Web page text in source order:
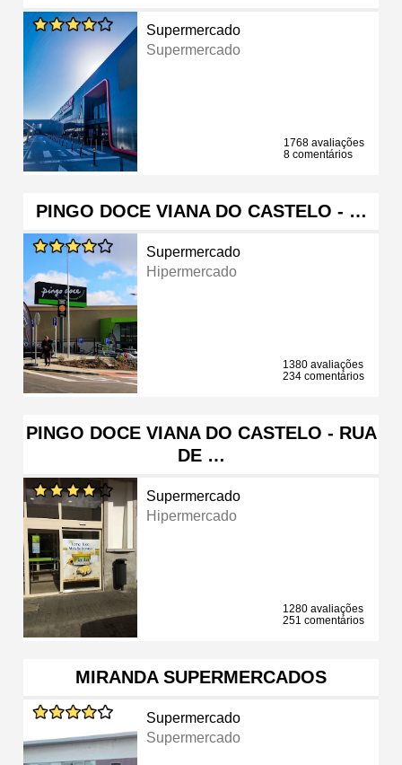
Supermercado
Supermercado
1768 avaliações
8 comentários
PINGO DOCE VIANA DO CASTELO - …
Supermercado
Hipermercado
1380 avaliações
234 comentários
PINGO DOCE VIANA DO CASTELO - RUA
DE …
Supermercado
Hipermercado
1280 avaliações
251 comentários
MIRANDA SUPERMERCADOS
Supermercado
Supermercado